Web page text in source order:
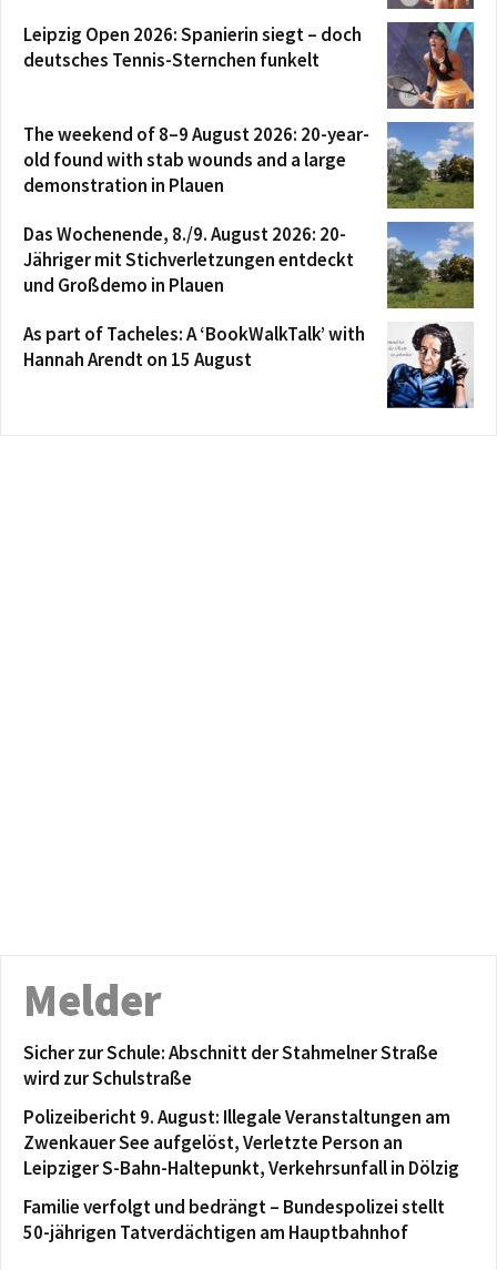
Leipzig Open 2026: Spanierin siegt – doch
deutsches Tennis-Sternchen funkelt
The weekend of 8–9 August 2026: 20-year-
old found with stab wounds and a large
demonstration in Plauen
Das Wochenende, 8./9. August 2026: 20-
Jähriger mit Stichverletzungen entdeckt
und Großdemo in Plauen
As part of Tacheles: A ‘BookWalkTalk’ with
Hannah Arendt on 15 August
Melder
Sicher zur Schule: Abschnitt der Stahmelner Straße
wird zur Schulstraße
Polizeibericht 9. August: Illegale Veranstaltungen am
Zwenkauer See aufgelöst, Verletzte Person an
Leipziger S-Bahn-Haltepunkt, Verkehrsunfall in Dölzig
Familie verfolgt und bedrängt – Bundespolizei stellt
50-jährigen Tatverdächtigen am Hauptbahnhof